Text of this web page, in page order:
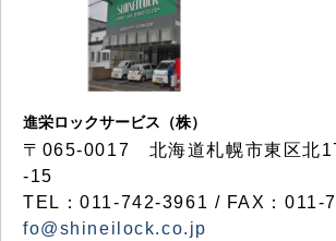
進栄ロックサービス（株）
〒065-0017 北海道札幌市東区北
-15
TEL：011-742-3961 / FAX：011-
fo@shineilock.co.jp